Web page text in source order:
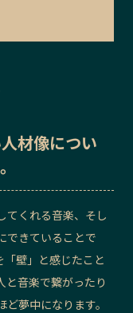
人材像につい
てくれる音楽、そし
できていることで
壁」と感じたこと
と音楽で繋がったり
夢中になります。